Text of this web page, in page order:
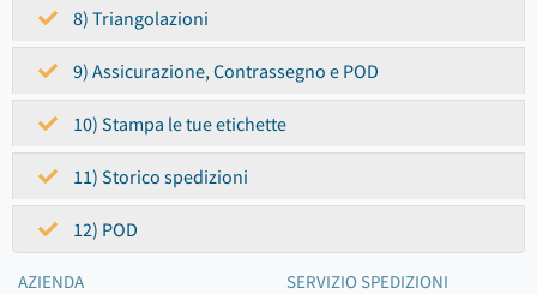
8) Triangolazioni
9) Assicurazione, Contrassegno e POD
10) Stampa le tue etichette
11) Storico spedizioni
12) POD
AZIENDA
SERVIZIO SPEDIZIONI